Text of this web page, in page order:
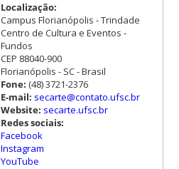
Localização:
Campus Florianópolis - Trindade
Centro de Cultura e Eventos -
Fundos
CEP 88040-900
Florianópolis - SC - Brasil
Fone: (48) 3721-2376
E-mail: secarte@contato.ufsc.br
Website: secarte.ufsc.br
Redes sociais:
Facebook
Instagram
YouTube